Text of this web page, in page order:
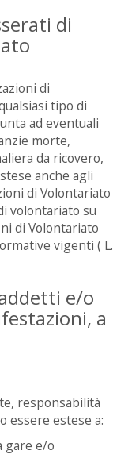
di
di
tipo di
ad eventuali
morte,
da ricovero,
anche agli
di Volontariato
volontariato su
di Volontariato
vigenti ( L.
e/o
a
responsabilità
essere estese a:
gare e/o